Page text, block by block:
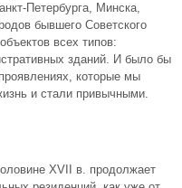
Петербурга, Минска,
бывшего Советского
всех типов:
зданий. И было бы
которые мы
и стали привычными.
XVII в. продолжает